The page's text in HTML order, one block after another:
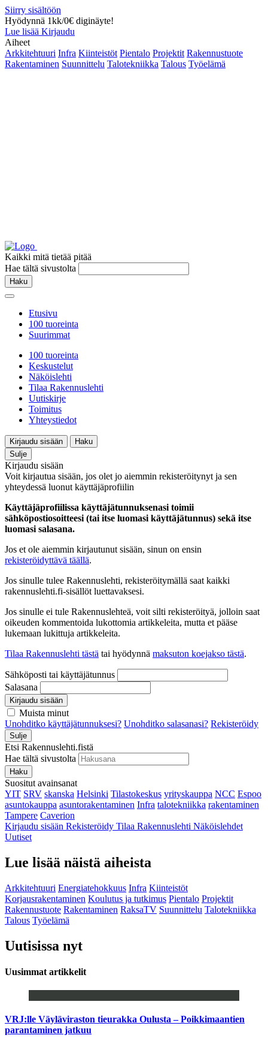
Siirry sisältöön
Hyödynnä 1kk/0€ diginäyte!
Lue lisää Kirjaudu
Aiheet
Arkkitehtuuri Infra Kiinteistöt Pientalo Projektit Rakennustuote
Rakentaminen Suunnittelu Talotekniikka Talous Työelämä
Kaikki mitä tietää pitää
Hae tältä sivustolta
Haku
Etusivu
100 tuoreinta
Suurimmat
100 tuoreinta
Keskustelut
Näköislehti
Tilaa Rakennuslehti
Uutiskirje
Toimitus
Yhteystiedot
Kirjaudu sisään
Haku
Sulje
Kirjaudu sisään
Voit kirjautua sisään, jos olet jo aiemmin rekisteröitynyt ja sen
yhteydessä luonut käyttäjäprofiilin
Käyttäjäprofiilissa käyttäjätunnuksenasi toimii
sähköpostiosoitteesi (tai itse luomasi käyttäjätunnus) sekä itse
luomasi salasana.
Jos et ole aiemmin kirjautunut sisään, sinun on ensin
rekisteröidyttävä täällä.
Jos sinulle tulee Rakennuslehti, rekisteröitymällä saat kaikki
rakennuslehti.fi-sisällöt luettavaksesi.
Jos sinulle ei tule Rakennuslehteä, voit silti rekisteröityä, jolloin saat
oikeuden kommentoida lukottomia artikkeleita, mutta et pääse
lukemaan lukittuja artikkeleita.
Tilaa Rakennuslehti tästä tai hyödynnä maksuton koejakso tästä.
Sähköposti tai käyttäjätunnus
Salasana
Kirjaudu sisään
Muista minut
Unohditko käyttäjätunnuksesi? Unohditko salasanasi? Rekisteröidy
Sulje
Etsi Rakennuslehti.fistä
Hae tältä sivustolta
Haku
Suositut avainsanat
YIT SRV skanska Helsinki Tilastokeskus yrityskauppa NCC Espoo
asuntokauppa asuntorakentaminen Infra talotekniikka rakentaminen
Tampere Caverion
Kirjaudu sisään Rekisteröidy Tilaa Rakennuslehti Näköislehdet
Uutiset
Lue lisää näistä aiheista
Arkkitehtuuri Energiatehokkuus Infra Kiinteistöt
Korjausrakentaminen Koulutus ja tutkimus Pientalo Projektit
Rakennustuote Rakentaminen RaksaTV Suunnittelu Talotekniikka
Talous Työelämä
Uutisissa nyt
Uusimmat artikkelit
VRJ:lle Väyläviraston tieurakka Oulusta – Poikkimaantien
parantaminen jatkuu